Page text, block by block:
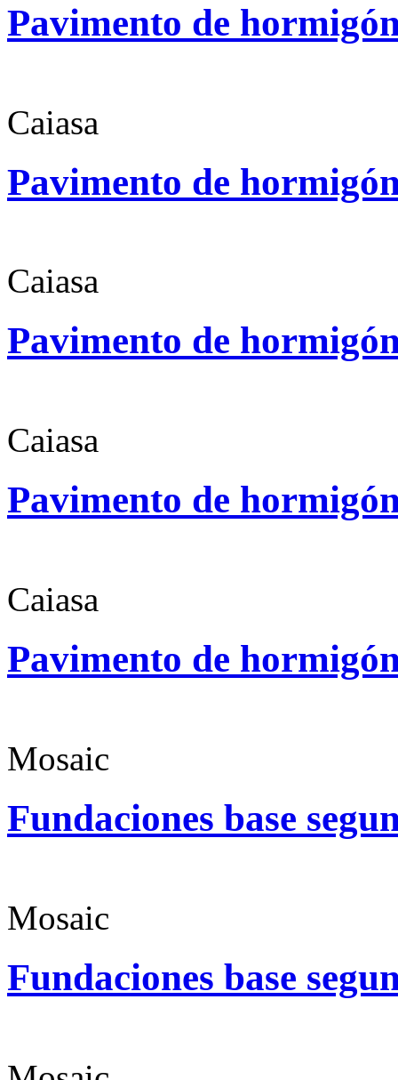
Pavimento de
Caiasa
Pavimento de
Caiasa
Pavimento de
Caiasa
Pavimento de
Caiasa
Pavimento de
Mosaic
Fundaciones base
Mosaic
Fundaciones base